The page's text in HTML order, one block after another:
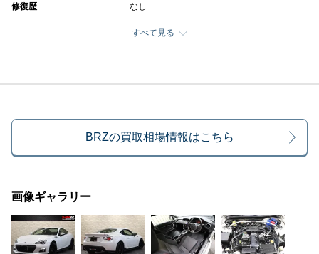
修復歴 なし
すべて見る
BRZの買取相場情報はこちら
画像ギャラリー